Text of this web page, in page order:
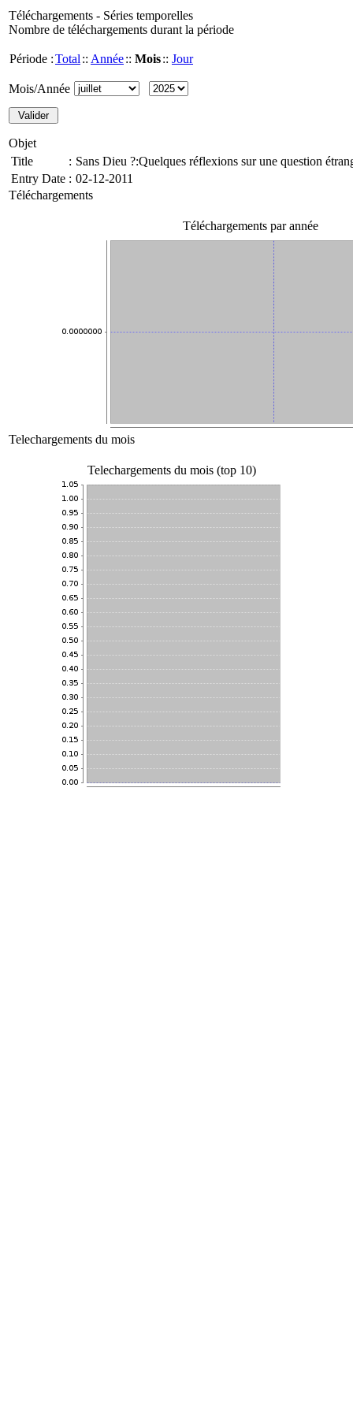
Téléchargements - Séries temporelles
Nombre de téléchargements durant la période
Période :Total :: Année:: Mois:: Jour
Mois/Année
Objet
Title
: Sans Dieu ?:Quelques réflexions sur une question
Entry Date : 02-12-2011
Téléchargements
Téléchargements par année
Telechargements du mois
Telechargements du mois (top 10)